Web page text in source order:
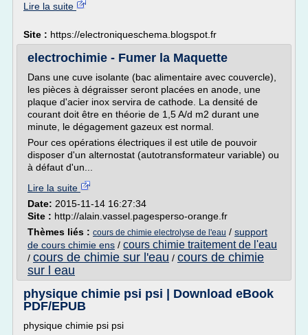
Lire la suite
Site : https://electroniqueschema.blogspot.fr
electrochimie - Fumer la Maquette
Dans une cuve isolante (bac alimentaire avec couvercle),
les pièces à dégraisser seront placées en anode, une
plaque d'acier inox servira de cathode. La densité de
courant doit être en théorie de 1,5 A/d m2 durant une
minute, le dégagement gazeux est normal.
Pour ces opérations électriques il est utile de pouvoir
disposer d'un alternostat (autotransformateur variable) ou
à défaut d'un...
Lire la suite
Date: 2015-11-14 16:27:34
Site : http://alain.vassel.pagesperso-orange.fr
Thèmes liés : cours de chimie electrolyse de l'eau / support
de cours chimie ens / cours chimie traitement de l'eau
/ cours de chimie sur l'eau / cours de chimie
sur l eau
physique chimie psi psi | Download eBook
PDF/EPUB
physique chimie psi psi